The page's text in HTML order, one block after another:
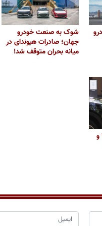
۲ خودرو
شوک به صنعت خودرو
جهان؛ صادرات هیوندای در
میانه بحران متوقف شد!
معرفی کیا سورنتو ۲۰۲۶ و